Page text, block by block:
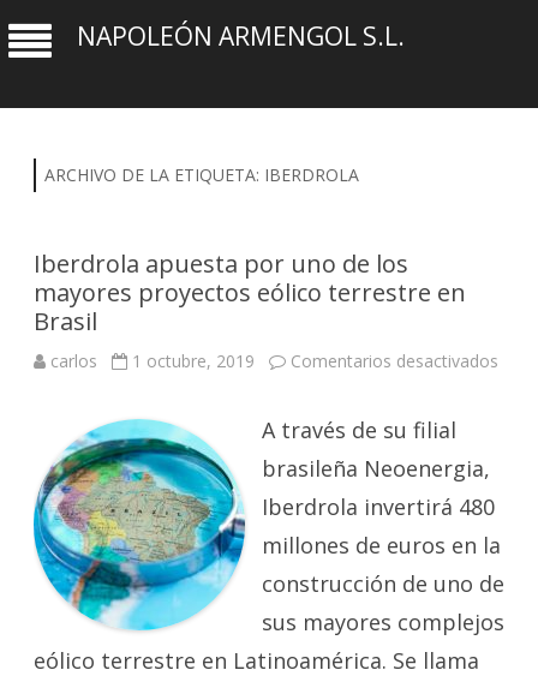
NAPOLEÓN ARMENGOL S.L.
ARCHIVO DE LA ETIQUETA: IBERDROLA
Iberdrola apuesta por uno de los
mayores proyectos eólico terrestre en
Brasil
carlos 1 octubre, 2019 Comentarios desactivados
en
A través de su filial
brasileña Neoenergia,
Iberdrola invertirá 480
millones de euros en la
construcción de uno de
sus mayores complejos
eólico terrestre en Latinoamérica. Se llama